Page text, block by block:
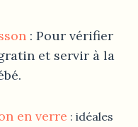
: Pour vérifier
et servir à la
en verre : idéales